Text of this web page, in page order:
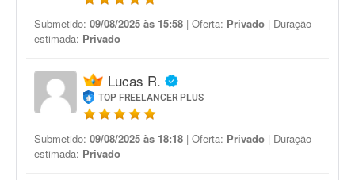
Submetido: 09/08/2025 às 15:58 | Oferta: Privado | Duração
estimada: Privado
Lucas R.
TOP FREELANCER PLUS
Submetido: 09/08/2025 às 18:18 | Oferta: Privado | Duração
estimada: Privado